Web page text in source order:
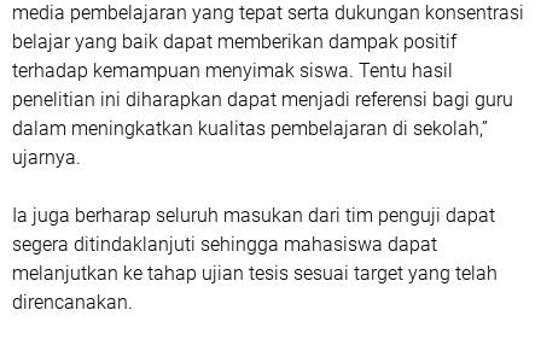
media pembelajaran yang tepat serta dukungan konsentrasi
belajar yang baik dapat memberikan dampak positif
terhadap kemampuan menyimak siswa. Tentu hasil
penelitian ini diharapkan dapat menjadi referensi bagi guru
dalam meningkatkan kualitas pembelajaran di sekolah,”
ujarnya.
Ia juga berharap seluruh masukan dari tim penguji dapat
segera ditindaklanjuti sehingga mahasiswa dapat
melanjutkan ke tahap ujian tesis sesuai target yang telah
direncanakan.